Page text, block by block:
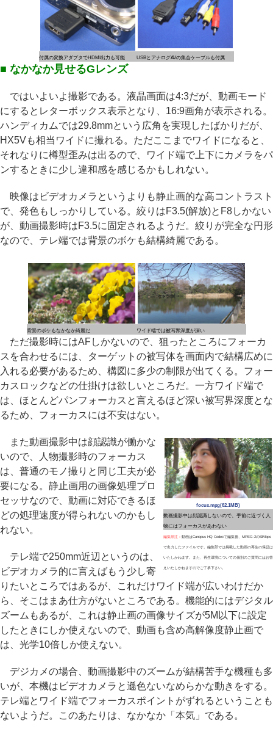
付属の変換アダプタでHDMI出力も可能 USBとアナログAVの集合ケーブルも付属
■ なかなか見せるGレンズ
ではいよいよ撮影である。液晶画面は4:3だが、動画モード
にするとレターボックス表示となり、16:9画角が表示される。
ハンディカムでは29.8mmという広角を実現したばかりだが、
HX5Vも相当ワイドに撮れる。ただここまでワイドになると、
それなりに樽型歪みは出るので、ワイド端で上下にカメラをパ
ンするときに少し違和感を感じるかもしれない。
映像はビデオカメラというよりも静止画的な高コントラスト
で、発色もしっかりしている。絞りはF3.5(解放)とF8しかない
が、動画撮影時はF3.5に固定されるようだ。絞りが完全な円形
なので、テレ端では背景のボケも結構綺麗である。
背景のボケもなかなか綺麗だ ワイド端では被写界深度が深い
ただ撮影時にはAFしかないので、狙ったところにフォーカ
スを合わせるには、ターゲットの被写体を画面内で結構広めに
入れる必要があるため、構図に多少の制限が出てくる。フォー
カスロックなどの仕掛けは欲しいところだ。一方ワイド端で
は、ほとんどパンフォーカスと言えるほど深い被写界深度とな
るため、フォーカスには不安はない。
focus.mpg(62.1MB)
動画撮影中は顔認識しないので、手前に近づく人
物にはフォーカスがあわない
編集部注： 動画はCanopus HQ Codecで編集後、MPEG-2の50Mbps
で出力したファイルです。編集部では掲載した動画の再生の保証は
いたしかねます。また、再生環境についての個別のご質問にはお答
えいたしかねますのでご了承下さい。
また動画撮影中は顔認識が働かな
いので、人物撮影時のフォーカス
は、普通のモノ撮りと同じ工夫が必
要になる。静止画用の画像処理プロ
セッサなので、動画に対応できるほ
どの処理速度が得られないのかもし
れない。
テレ端で250mm近辺というのは、
ビデオカメラ的に言えばもう少し寄
りたいところではあるが、これだけワイド端が広いわけだか
ら、そこはまあ仕方がないところである。機能的にはデジタル
ズームもあるが、これは静止画の画像サイズが5M以下に設定
したときにしか使えないので、動画も含め高解像度静止画で
は、光学10倍しか使えない。
デジカメの場合、動画撮影中のズームが結構苦手な機種も多
いが、本機はビデオカメラと遜色ないなめらかな動きをする。
テレ端とワイド端でフォーカスポイントがずれるということも
ないようだ。このあたりは、なかなか「本気」である。